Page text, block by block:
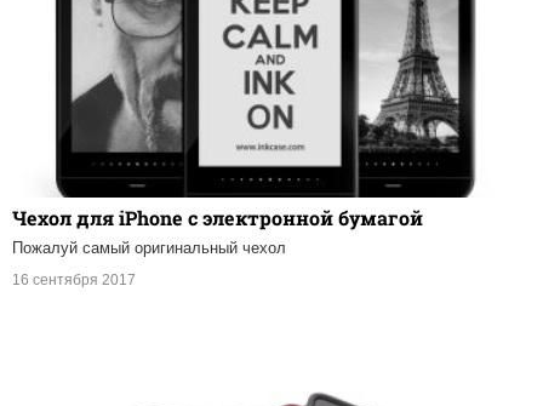
Чехол для iPhone с электронной бумагой
Пожалуй самый оригинальный чехол
16 сентября 2017